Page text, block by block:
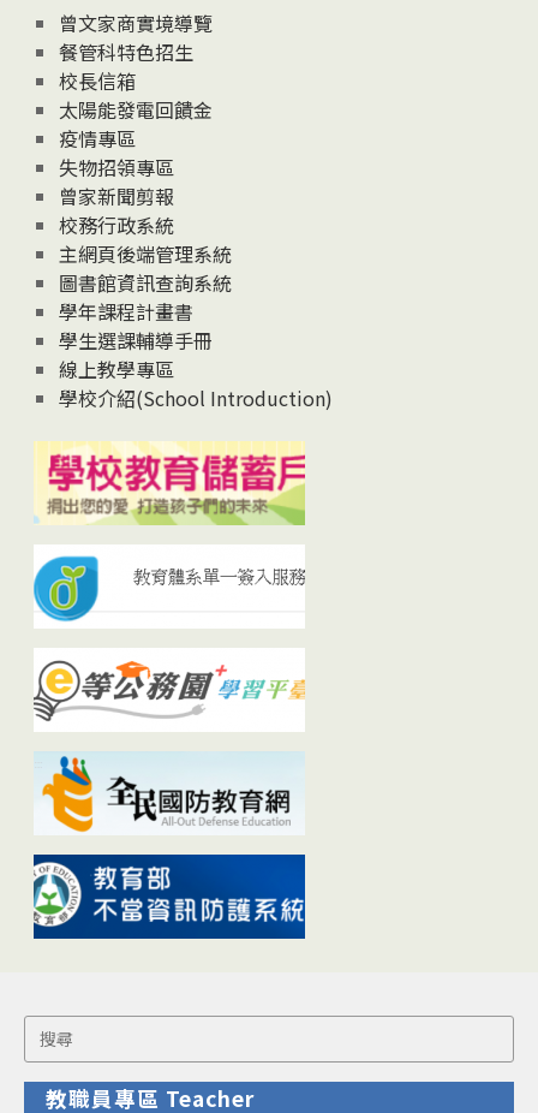
息
News
曾文家商實境導覽
餐管科特色招生
校長信箱
太陽能發電回饋金
疫情專區
失物招領專區
曾家新聞剪報
校務行政系統
主網頁後端管理系統
圖書館資訊查詢系統
學年課程計畫書
學生選課輔導手冊
線上教學專區
學校介紹(School Introduction)
Search
for:
教職員專區 Teacher